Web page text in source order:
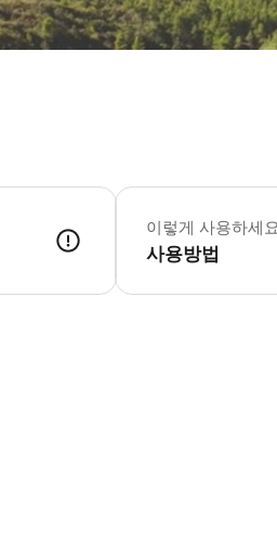
에어리얼 케이블웨이 폐
- 티켓 사용 여정을 시
이렇게 사용하세요
사용방법